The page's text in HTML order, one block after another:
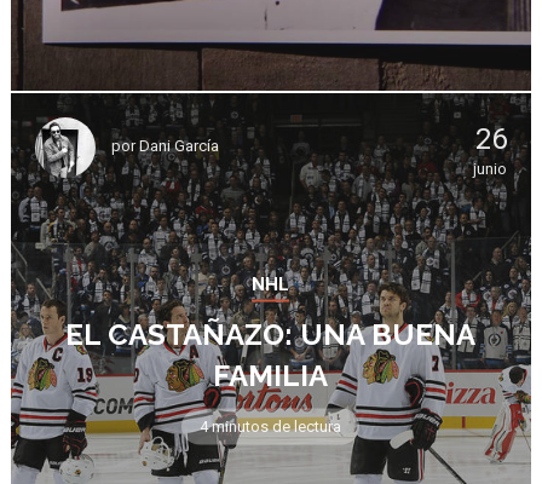
porDani García 26
junio
NHL
EL CASTAÑAZO: UNA BUENA
FAMILIA
4 minutos de lectura